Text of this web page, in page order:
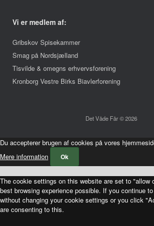
Vi er medlem af:
Gribskov Spisekammer
Smag på Nordsjælland
Tisvilde & omegns erhvervsforening
Kronborg Vestre Birks Biavlerforening
Det Våde Får © 2026
Du accepterer brugen af cookies på vores
Mere information
Ok
The cookie settings on this website are set to "allow
best browsing experience possible. If you continue
without changing your cookie settings or you click
are consenting to this.